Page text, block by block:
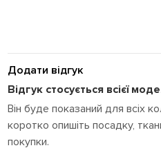
Додати відгук
Відгук стосується всієї
Він буде показаний для всіх
коротко опишіть посадку,
покупки.